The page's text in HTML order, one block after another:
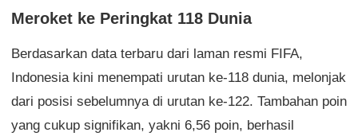
Meroket ke Peringkat 118 Dunia
Berdasarkan data terbaru dari laman resmi FIFA,
Indonesia kini menempati urutan ke-118 dunia, melonjak
dari posisi sebelumnya di urutan ke-122. Tambahan poin
yang cukup signifikan, yakni 6,56 poin, berhasil